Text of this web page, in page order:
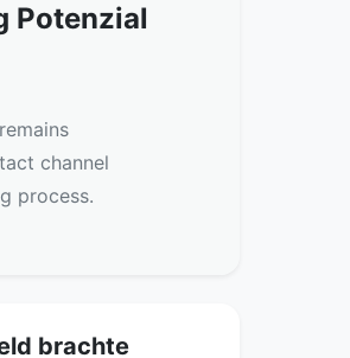
Potenzial
channel
process.
brachte